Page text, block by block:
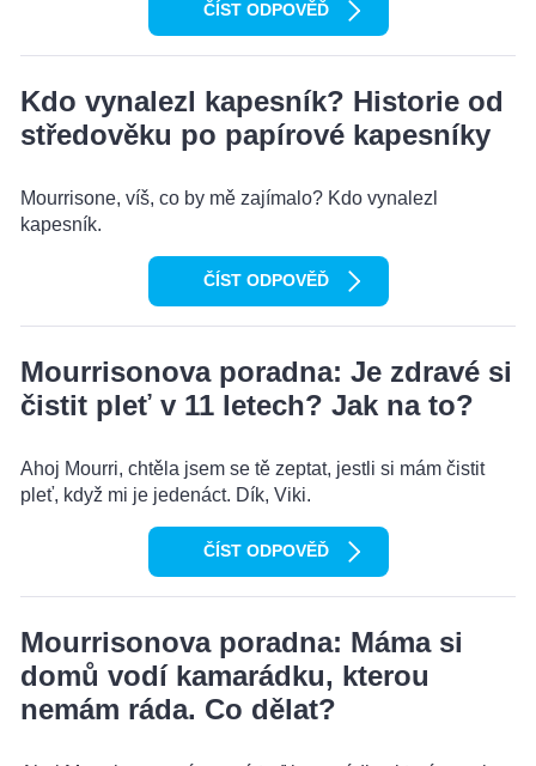
ČÍST ODPOVĚĎ
Kdo vynalezl kapesník? Historie od
středověku po papírové kapesníky
Mourrisone, víš, co by mě zajímalo? Kdo vynalezl
kapesník.
ČÍST ODPOVĚĎ
Mourrisonova poradna: Je zdravé si
čistit pleť v 11 letech? Jak na to?
Ahoj Mourri, chtěla jsem se tě zeptat, jestli si mám čistit
pleť, když mi je jedenáct. Dík, Viki.
ČÍST ODPOVĚĎ
Mourrisonova poradna: Máma si
domů vodí kamarádku, kterou
nemám ráda. Co dělat?